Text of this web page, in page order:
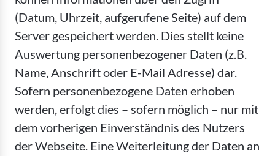
(Datum, Uhrzeit, aufgerufene Seite) auf dem
Server gespeichert werden. Dies stellt keine
Auswertung personenbezogener Daten (z.B.
Name, Anschrift oder E-Mail Adresse) dar.
Sofern personenbezogene Daten erhoben
werden, erfolgt dies – sofern möglich – nur mit
dem vorherigen Einverständnis des Nutzers
der Webseite. Eine Weiterleitung der Daten an